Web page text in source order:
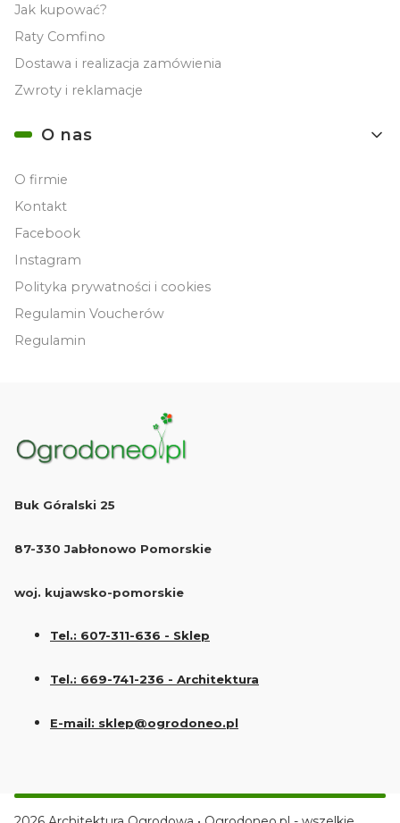
Jak kupować?
Raty Comfino
Dostawa i realizacja zamówienia
Zwroty i reklamacje
O nas
O firmie
Kontakt
Facebook
Instagram
Polityka prywatności i cookies
Regulamin Voucherów
Regulamin
Buk Góralski 25
87-330 Jabłonowo Pomorskie
woj. kujawsko-pomorskie
Tel.: 607-311-636 - Sklep
Tel.: 669-741-236 - Architektura
E-mail: sklep@ogrodoneo.pl